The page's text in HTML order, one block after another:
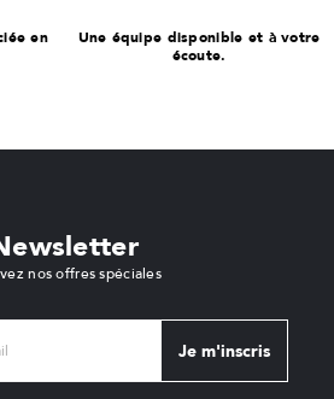
en
Une équipe disponible et à votre
écoute.
nos offres spéciales
Je m'inscris